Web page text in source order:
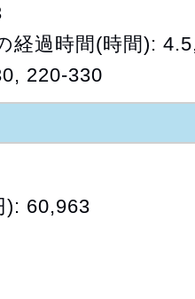
経過時間(時間):
220-330
): 60,963